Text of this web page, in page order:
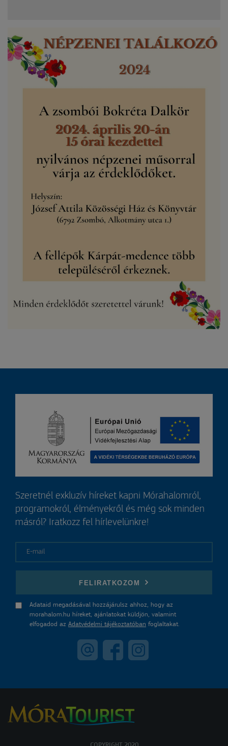
Szeretnél exkluzív híreket kapni Mórahalomról,
programokról, élményekről és még sok minden
másról? Iratkozz fel hírlevelünkre!
FELIRATKOZOM
Adataid megadásával hozzájárulsz ahhoz, hogy az
morahalom.hu híreket, ajánlatokat küldjön, valamint
elfogadod az Adatvédelmi tájékoztatóban foglaltakat.